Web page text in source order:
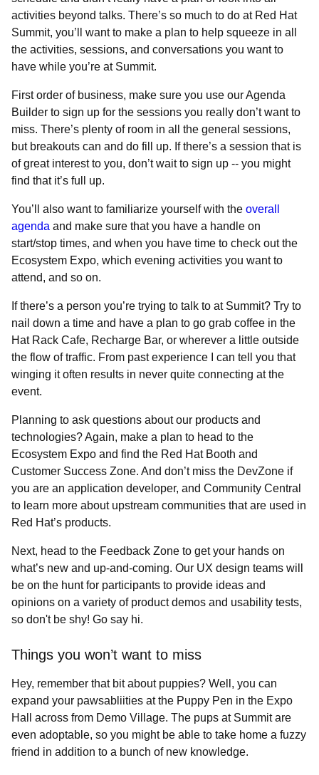
activities beyond talks. There’s so much to do at Red Hat
Summit, you’ll want to make a plan to help squeeze in all
the activities, sessions, and conversations you want to
have while you’re at Summit.
First order of business, make sure you use our Agenda
Builder to sign up for the sessions you really don’t want to
miss. There’s plenty of room in all the general sessions,
but breakouts can and do fill up. If there’s a session that is
of great interest to you, don’t wait to sign up -- you might
find that it’s full up.
You’ll also want to familiarize yourself with the overall
agenda and make sure that you have a handle on
start/stop times, and when you have time to check out the
Ecosystem Expo, which evening activities you want to
attend, and so on.
If there’s a person you’re trying to talk to at Summit? Try to
nail down a time and have a plan to go grab coffee in the
Hat Rack Cafe, Recharge Bar, or wherever a little outside
the flow of traffic. From past experience I can tell you that
winging it often results in never quite connecting at the
event.
Planning to ask questions about our products and
technologies? Again, make a plan to head to the
Ecosystem Expo and find the Red Hat Booth and
Customer Success Zone. And don’t miss the DevZone if
you are an application developer, and Community Central
to learn more about upstream communities that are used in
Red Hat’s products.
Next, head to the Feedback Zone to get your hands on
what’s new and up-and-coming. Our UX design teams will
be on the hunt for participants to provide ideas and
opinions on a variety of product demos and usability tests,
so don't be shy! Go say hi.
Things you won’t want to miss
Hey, remember that bit about puppies? Well, you can
expand your pawsabliities at the Puppy Pen in the Expo
Hall across from Demo Village. The pups at Summit are
even adoptable, so you might be able to take home a fuzzy
friend in addition to a bunch of new knowledge.